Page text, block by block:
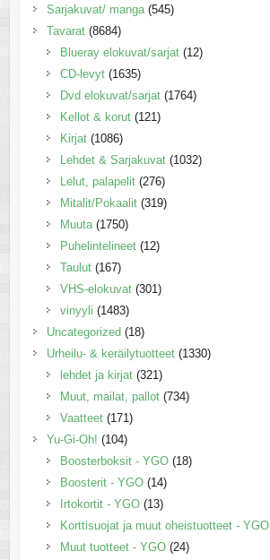
Sarjakuvat/ manga (545)
Tavarat (8684)
Blueray elokuvat/sarjat (12)
CD-levyt (1635)
Dvd elokuvat/sarjat (1764)
Kellot & korut (121)
Kirjat (1086)
Lehdet & Sarjakuvat (1032)
Lelut, palapelit (276)
Mitalit/Pokaalit (319)
Muuta (1750)
Puhelintelineet (12)
Taulut (167)
VHS-elokuvat (301)
vinyyli (1483)
Uncategorized (18)
Urheilu- & keräilytuotteet (1330)
lehdet ja kirjat (321)
Muut, mailat, pallot (734)
Vaatteet (171)
Yu-Gi-Oh! (104)
Boosterboksit - YGO (18)
Boosterit - YGO (14)
Irtokortit - YGO (13)
Korttisuojat ja muut oheistuotteet - YGO
Muut tuotteet - YGO (24)